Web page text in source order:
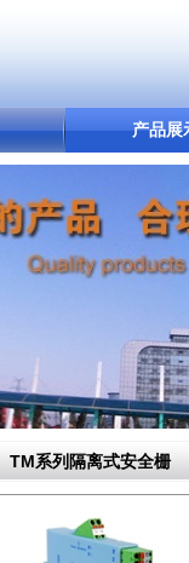
产品展
TM系列隔离式安全栅